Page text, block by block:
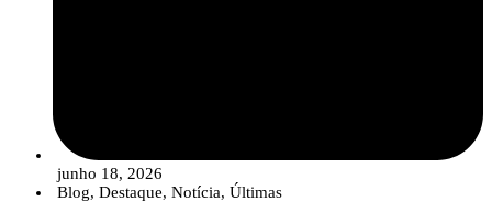
junho 18, 2026
Blog, Destaque, Notícia, Últimas